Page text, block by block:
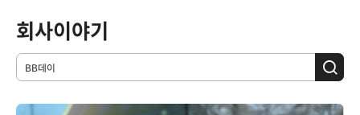
회사이야기